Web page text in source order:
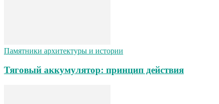
Памятники архитектуры и истории
Тяговый аккумулятор: принцип действия